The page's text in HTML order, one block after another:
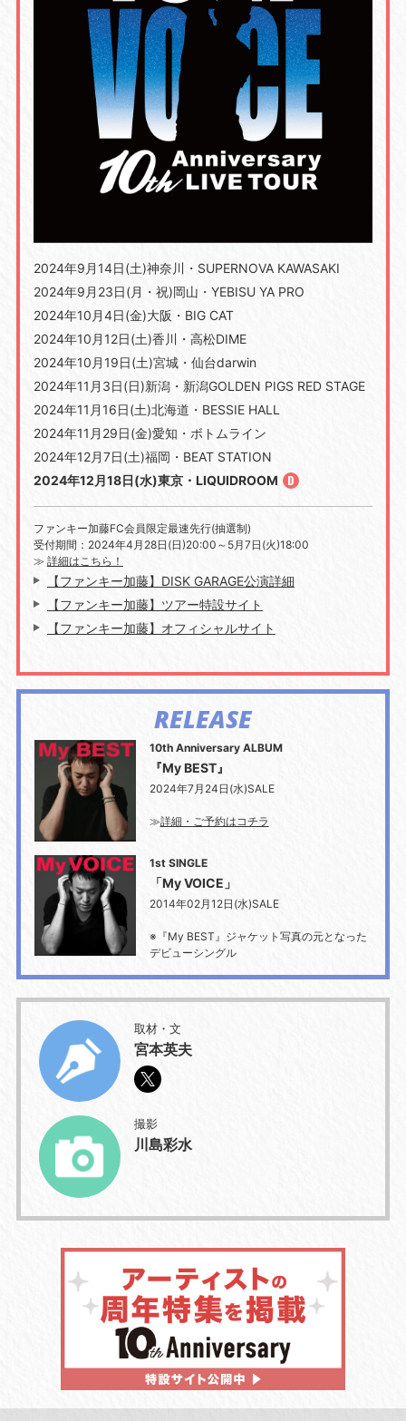
2024年9月14日(土)神奈川・SUPERNOVA KAWASAKI
2024年9月23日(月・祝)岡山・YEBISU YA PRO
2024年10月4日(金)大阪・BIG CAT
2024年10月12日(土)香川・高松DIME
2024年10月19日(土)宮城・仙台darwin
2024年11月3日(日)新潟・新潟GOLDEN PIGS RED STAGE
2024年11月16日(土)北海道・BESSIE HALL
2024年11月29日(金)愛知・ボトムライン
2024年12月7日(土)福岡・BEAT STATION
2024年12月18日(水)東京・LIQUIDROOM
ファンキー加藤FC会員限定最速先行(抽選制)
受付期間：2024年4月28日(日)20:00～5月7日(火)18:00
≫ 詳細はこちら！
【ファンキー加藤】DISK GARAGE公演詳細
【ファンキー加藤】ツアー特設サイト
【ファンキー加藤】オフィシャルサイト
RELEASE
10th Anniversary ALBUM
『My BEST』
2024年7月24日(水)SALE
≫詳細・ご予約はコチラ
1st SINGLE
「My VOICE」
2014年02月12日(水)SALE
※『My BEST』ジャケット写真の元となった
デビューシングル
取材・文
宮本英夫
撮影
川島彩水